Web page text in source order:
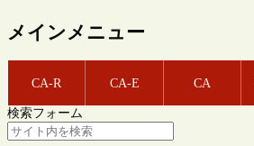
メインメニュー
CA-R CA-E CA
検索フォーム